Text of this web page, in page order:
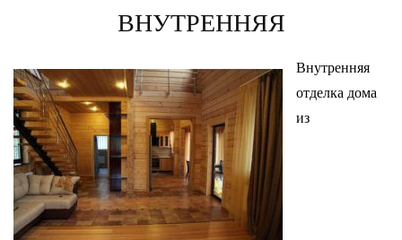
ВНУТРЕННЯЯ
Внутренняя
отделка дома
из